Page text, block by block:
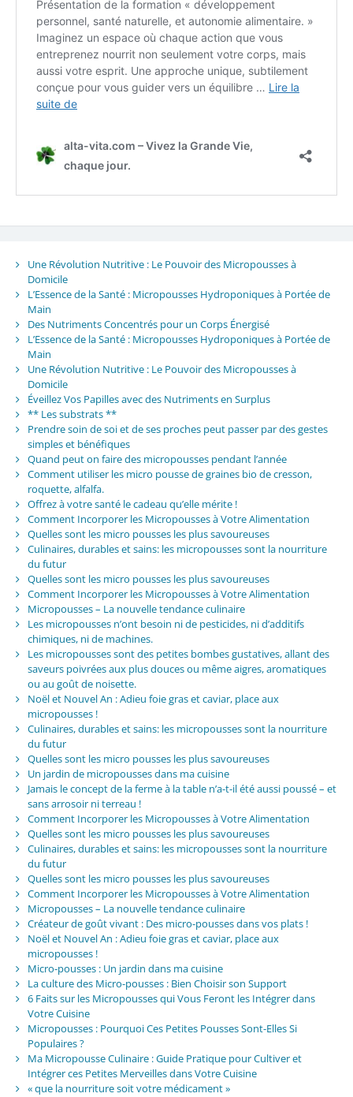
Une Révolution Nutritive : Le Pouvoir des Micropousses à
Domicile
L’Essence de la Santé : Micropousses Hydroponiques à Portée de
Main
Des Nutriments Concentrés pour un Corps Énergisé
L’Essence de la Santé : Micropousses Hydroponiques à Portée de
Main
Une Révolution Nutritive : Le Pouvoir des Micropousses à
Domicile
Éveillez Vos Papilles avec des Nutriments en Surplus
** Les substrats **
Prendre soin de soi et de ses proches peut passer par des gestes
simples et bénéfiques
Quand peut on faire des micropousses pendant l’année
Comment utiliser les micro pousse de graines bio de cresson,
roquette, alfalfa.
Offrez à votre santé le cadeau qu’elle mérite !
Comment Incorporer les Micropousses à Votre Alimentation
Quelles sont les micro pousses les plus savoureuses
Culinaires, durables et sains: les micropousses sont la nourriture
du futur
Quelles sont les micro pousses les plus savoureuses
Comment Incorporer les Micropousses à Votre Alimentation
Micropousses – La nouvelle tendance culinaire
Les micropousses n’ont besoin ni de pesticides, ni d’additifs
chimiques, ni de machines.
Les micropousses sont des petites bombes gustatives, allant des
saveurs poivrées aux plus douces ou même aigres, aromatiques
ou au goût de noisette.
Noël et Nouvel An : Adieu foie gras et caviar, place aux
micropousses !
Culinaires, durables et sains: les micropousses sont la nourriture
du futur
Quelles sont les micro pousses les plus savoureuses
Un jardin de micropousses dans ma cuisine
Jamais le concept de la ferme à la table n’a-t-il été aussi poussé – et
sans arrosoir ni terreau !
Comment Incorporer les Micropousses à Votre Alimentation
Quelles sont les micro pousses les plus savoureuses
Culinaires, durables et sains: les micropousses sont la nourriture
du futur
Quelles sont les micro pousses les plus savoureuses
Comment Incorporer les Micropousses à Votre Alimentation
Micropousses – La nouvelle tendance culinaire
Créateur de goût vivant : Des micro-pousses dans vos plats !
Noël et Nouvel An : Adieu foie gras et caviar, place aux
micropousses !
Micro-pousses : Un jardin dans ma cuisine
La culture des Micro-pousses : Bien Choisir son Support
6 Faits sur les Micropousses qui Vous Feront les Intégrer dans
Votre Cuisine
Micropousses : Pourquoi Ces Petites Pousses Sont-Elles Si
Populaires ?
Ma Micropousse Culinaire : Guide Pratique pour Cultiver et
Intégrer ces Petites Merveilles dans Votre Cuisine
« que la nourriture soit votre médicament »